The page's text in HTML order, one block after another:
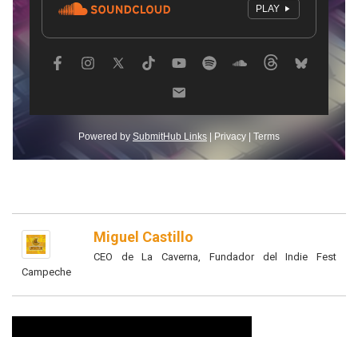
Miguel Castillo
CEO de La Caverna, Fundador del Indie Fest
Campeche